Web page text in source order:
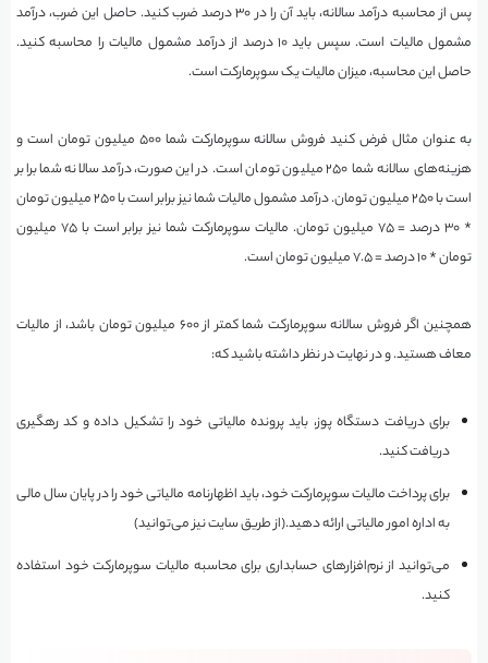
پس از محاسبه درآمد سالانه، باید آن را در ۳۰ درصد ضرب کنید. حاصل این ضرب، درآمد
مشمول مالیات است. سپس باید ۱۰ درصد از درآمد مشمول مالیات را محاسبه کنید.
حاصل این محاسبه، میزان مالیات یک سوپرمارکت است.
به عنوان مثال فرض کنید فروش سالانه سوپرمارکت شما ۵۰۰ میلیون تومان است و
هزینه‌های سالانه شما ۲۵۰ میلیون تومان است. در این صورت، درآمد سالانه شما برابر
است با ۲۵۰ میلیون تومان. درآمد مشمول مالیات شما نیز برابر است با ۲۵۰ میلیون تومان
* ۳۰ درصد = ۷۵ میلیون تومان. مالیات سوپرمارکت شما نیز برابر است با ۷۵ میلیون
تومان * ۱۰ درصد = ۷.۵ میلیون تومان است.
همچنین اگر فروش سالانه سوپرمارکت شما کمتر از ۶۰۰ میلیون تومان باشد، از مالیات
معاف هستید. و در نهایت در نظر داشته باشید که:
برای دریافت دستگاه پوز، باید پرونده مالیاتی خود را تشکیل داده و کد رهگیری
دریافت کنید.
برای پرداخت مالیات سوپرمارکت خود، باید اظهارنامه مالیاتی خود را در پایان سال مالی
به اداره امور مالیاتی ارائه دهید.(از طریق سایت نیز می‌توانید)
می‌توانید از نرم‌افزارهای حسابداری برای محاسبه مالیات سوپرمارکت خود استفاده
کنید.